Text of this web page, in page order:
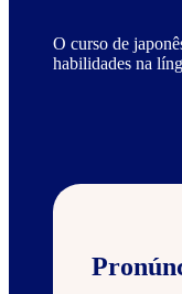
O curso de
habilidades na